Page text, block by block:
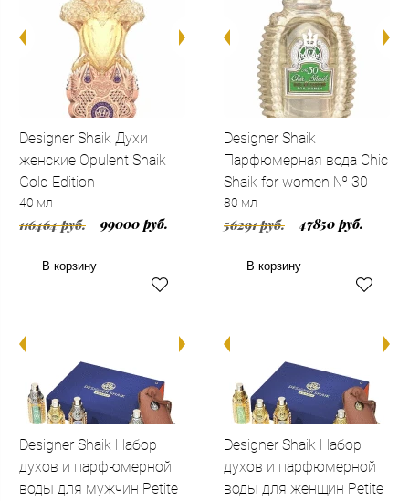
Designer Shaik Духи
женские Opulent Shaik
Gold Edition
40 мл
116464 руб. 99000 руб.
В корзину
Designer Shaik
Парфюмерная вода Chic
Shaik for women № 30
80 мл
56291 руб. 47850 руб.
В корзину
Designer Shaik Набор
духов и парфюмерной
воды для мужчин Petite
Designer Shaik Набор
духов и парфюмерной
воды для женщин Petite